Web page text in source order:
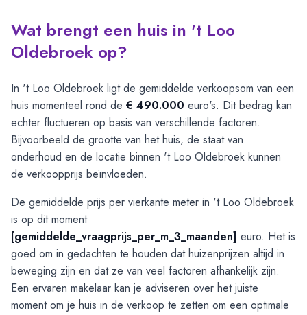
Wat brengt een huis in 't Loo
Oldebroek op?
In 't Loo Oldebroek ligt de gemiddelde verkoopsom van een
huis momenteel rond de € 490.000 euro's. Dit bedrag kan
echter fluctueren op basis van verschillende factoren.
Bijvoorbeeld de grootte van het huis, de staat van
onderhoud en de locatie binnen 't Loo Oldebroek kunnen
de verkoopprijs beïnvloeden.
De gemiddelde prijs per vierkante meter in 't Loo Oldebroek
is op dit moment
[gemiddelde_vraagprijs_per_m_3_maanden] euro. Het is
goed om in gedachten te houden dat huizenprijzen altijd in
beweging zijn en dat ze van veel factoren afhankelijk zijn.
Een ervaren makelaar kan je adviseren over het juiste
moment om je huis in de verkoop te zetten om een optimale